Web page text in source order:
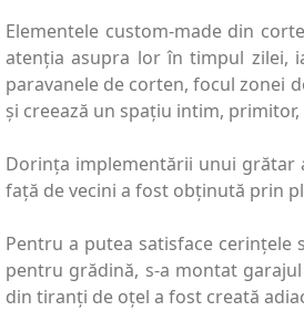
Elementele custom-made din
atenția asupra lor în timpul zilei,
paravanele de corten, focul zonei
și creează un spațiu intim,
Dorința implementării unui grătar
față de vecini a fost obținută prin
Pentru a putea satisface
pentru grădină, s-a montat
din tiranți de oțel a fost creată